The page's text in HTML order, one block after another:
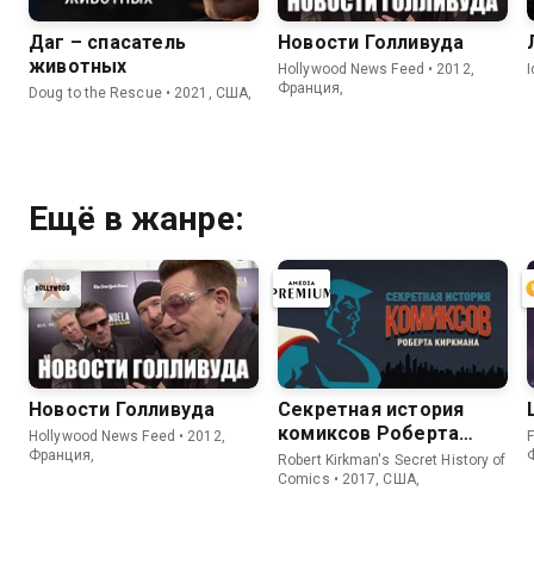
Даг – спасатель
животных
Doug to the Rescue • 2021, США,
Новости Голливуда
Hollywood News Feed • 2012,
Франция,
Ещё в жанре:
Новости Голливуда
Hollywood News Feed • 2012,
Франция,
Секретная история
комиксов Роберта
Киркмана
Robert Kirkman's Secret History of
Comics • 2017, США,